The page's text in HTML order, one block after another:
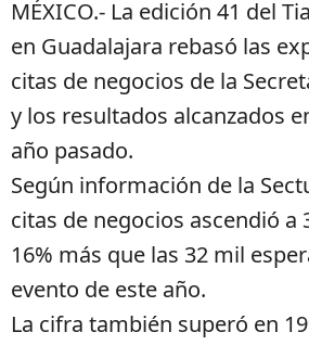
MÉXICO.- La edición 41 del
en Guadalajara rebasó las
citas de negocios de la
y los resultados alcanzados
año pasado.
Según información de la
citas de negocios ascendió a
16% más que las 32 mil
evento de este año.
La cifra también superó en